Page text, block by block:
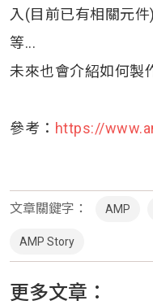
入(目前已有相關元
等...
未來也會介紹如何製
參考： https://
文章關鍵字： AMP
AMP Story
更多文章：